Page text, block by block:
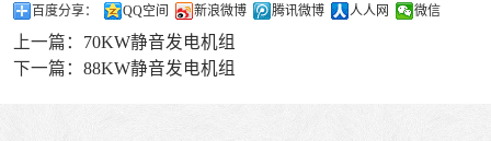
百度分享： QQ空间 新浪微博 腾讯微博 人人网 微信
上一篇： 70KW静音发电机组
下一篇： 88KW静音发电机组